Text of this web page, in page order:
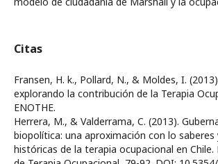
Citas
Fransen, H. k., Pollard, N., & Moldes, I.
explorando la contribución de la Terapia
ENOTHE.
Herrera, M., & Valderrama, C. (2013).
biopolítica: una aproximación con lo saberes
históricas de la terapia ocupacional en Chile.